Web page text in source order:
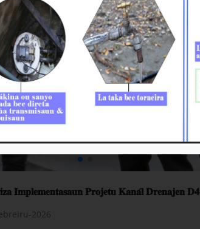
𝐈𝐦𝐩𝐥𝐞𝐦𝐞𝐧𝐭𝐚𝐬𝐚𝐮𝐧 𝐏𝐫𝐨𝐣𝐞𝐭𝐮 𝐊𝐚𝐧𝐚́𝐥 𝐃𝐫𝐞𝐧𝐚𝐣𝐞𝐧 𝐃𝟒
2026